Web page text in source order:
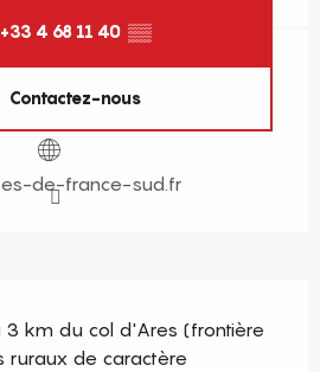
+33 4 68 11 40 ▒▒
Contactez-nous
de-france-sud.fr
3 km du col d'Ares (frontière
ruraux de caractère